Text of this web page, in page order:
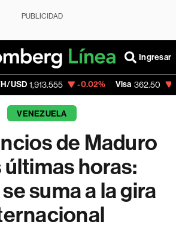
PUBLICIDAD
Ingresar
-0.02% Visa 362.50 -2.15%
VENEZUELA
de Maduro
últimas horas:
suma a la gira